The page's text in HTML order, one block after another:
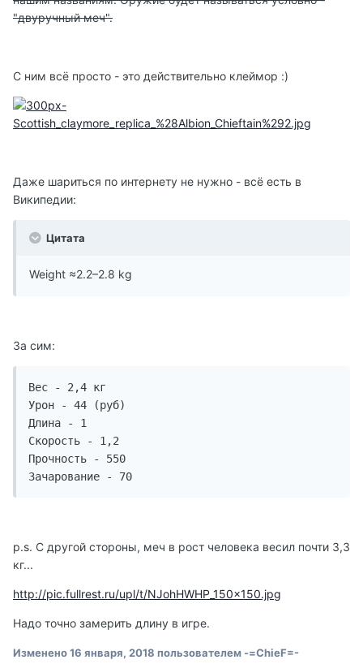
"двуручный меч".
С ним всё просто - это действительно клеймор :)
Даже шариться по интернету не нужно - всё есть в
Википедии:
Цитата
Weight ≈2.2–2.8 kg
За сим:
Вес - 2,4 кг
Урон - 44 (руб)
Длина - 1
Скорость - 1,2
Прочность - 550
Зачарование - 70
p.s. С другой стороны, меч в рост человека весил почти 3,3
кг...
http://pic.fullrest.ru/upl/t/NJohHWHP_150x150.jpg
Надо точно замерить длину в игре.
Изменено16 января, 2018 пользователем -=ChieF=-